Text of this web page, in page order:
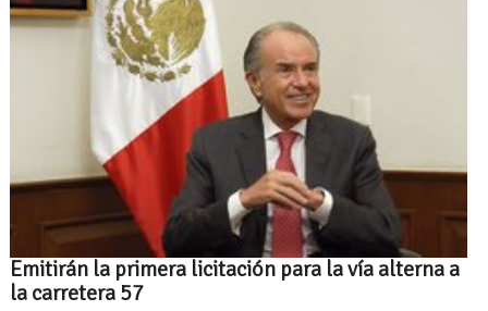
Emitirán la primera licitación para la vía alterna a
la carretera 57